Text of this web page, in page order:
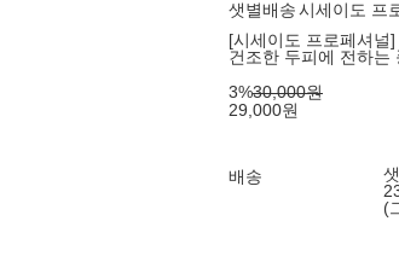
샛별배송시세이도 프
[시세이도 프로페셔널
건조한 두피에 전하는
3%30,000원
29,000원
배송
(